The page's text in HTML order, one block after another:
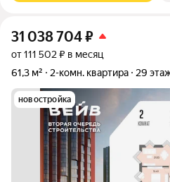
31 038 704₽
от 111 502 ₽ в месяц
61,3 м²
2-комн. квартира 29
новостройка